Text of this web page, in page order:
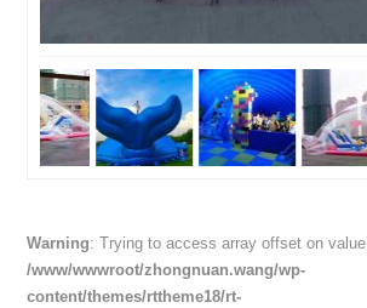
Warning: Trying to access array offset on
/www/wwwroot/zhongnuan.wang/wp-
content/themes/rttheme18/rt-